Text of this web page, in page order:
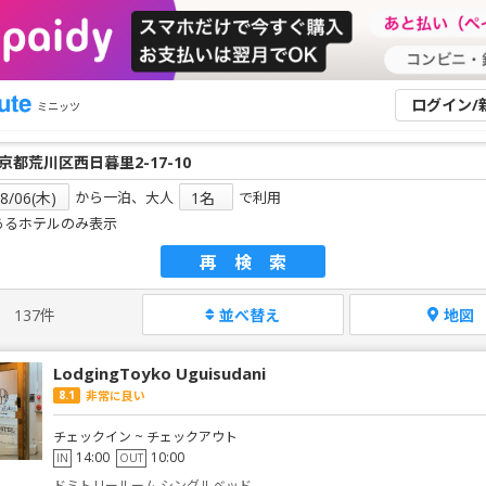
ミニッツ ログイン/
から一泊、大人
で利用
るホテルのみ表示
再検索
137件 並べ替え 地図
LodgingToyko Uguisudani
8.1 非常に良い
チェックイン ~ チェックアウト
IN 14:00 OUT 10:00